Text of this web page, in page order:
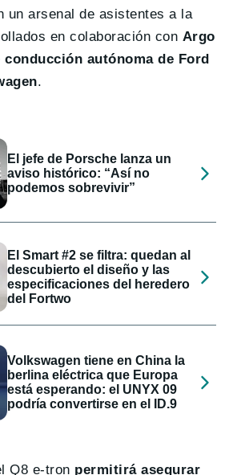
un arsenal de asistentes a la
en colaboración con Argo
conducción autónoma de Ford
.
El jefe de Porsche lanza un
aviso histórico: “Así no
podemos sobrevivir”
El Smart #2 se filtra: quedan al
descubierto el diseño y las
especificaciones del heredero
del Fortwo
Volkswagen tiene en China la
berlina eléctrica que Europa
está esperando: el UNYX 09
podría convertirse en el ID.9
Q8 e-tron permitirá asegurar